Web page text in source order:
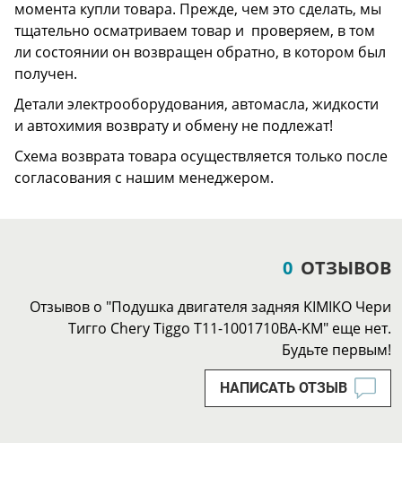
момента купли товара. Прежде, чем это сделать, мы
тщательно осматриваем товар и проверяем, в том
ли состоянии он возвращен обратно, в котором был
получен.
Детали электрооборудования, автомасла, жидкости
и автохимия возврату и обмену не подлежат!
Схема возврата товара осуществляется только после
согласования с нашим менеджером.
0 ОТЗЫВОВ
Отзывов о "Подушка двигателя задняя KIMIKO Чери
Тигго Chery Tiggo T11-1001710BA-KM" еще нет.
Будьте первым!
НАПИСАТЬ ОТЗЫВ